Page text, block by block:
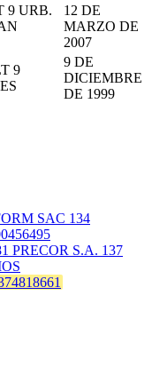
9 URB.
12 DE
MARZO DE
2007
9
9 DE
DICIEMBRE
DE 1999
SAC 134
PRECOR S.A. 137